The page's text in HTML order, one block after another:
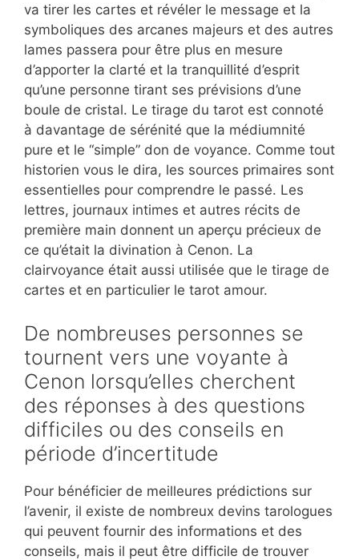
va tirer les cartes et révéler le message et la
symboliques des arcanes majeurs et des autres
lames passera pour être plus en mesure
d’apporter la clarté et la tranquillité d’esprit
qu’une personne tirant ses prévisions d’une
boule de cristal. Le tirage du tarot est connoté
à davantage de sérénité que la médiumnité
pure et le “simple” don de voyance. Comme tout
historien vous le dira, les sources primaires sont
essentielles pour comprendre le passé. Les
lettres, journaux intimes et autres récits de
première main donnent un aperçu précieux de
ce qu’était la divination à Cenon. La
clairvoyance était aussi utilisée que le tirage de
cartes et en particulier le tarot amour.
De nombreuses personnes se
tournent vers une voyante à
Cenon lorsqu’elles cherchent
des réponses à des questions
difficiles ou des conseils en
période d’incertitude
Pour bénéficier de meilleures prédictions sur
l’avenir, il existe de nombreux devins tarologues
qui peuvent fournir des informations et des
conseils, mais il peut être difficile de trouver